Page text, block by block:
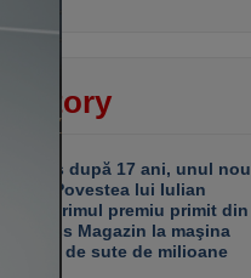
story
închis după 17 ani, unul nou
Povestea lui Iulian
de la primul premiu primit din
Magazin la maşina
de sute de milioane